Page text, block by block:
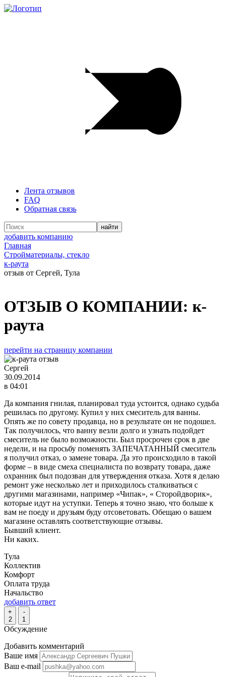
Лента отзывов
FAQ
Обратная связь
добавить компанию
Главная
Стройматериалы, стекло
к-раута
отзыв от Сергей, Тула
ОТЗЫВ О КОМПАНИИ: к-
раута
перейти на страницу компании
Сергей
30.09.2014
в 04:01
Да компания гнилая, планировал туда устоится, однако судьба
решилась по другому. Купил у них смеситель для ванны.
Опять же по совету продавца, но в результате он не подошел.
Так получилось, что ванну везли долго и узнать подойдет
смеситель не было возможности. Был просрочен срок в две
недели, и на просьбу поменять ЗАПЕЧАТАННЫЙ смеситель
я получил отказ, о замене товара. Да это происходило в такой
форме – в виде смеха специалиста по возврату товара, даже
охранник был подозван для утверждения отказа. Хотя я делаю
ремонт уже несколько лет и приходилось сталкиваться с
другими магазинами, например «Чипак», « Сторойдворик»,
которые идут на уступки. Теперь я точно знаю, что больше к
вам не поеду и друзьям буду отсоветовать. Обещаю о вашем
магазине оставлять соответствующие отзывы.
Бывший клиент.
Ни каких.
Тула
Коллектив
Комфорт
Оплата труда
Начальство
добавить ответ
+
2
-
1
Обсуждение
Добавить комментарий
Ваше имя
Ваш e-mail